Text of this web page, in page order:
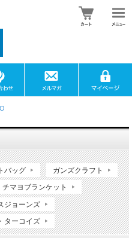
バッグ ガンズクラフト
チマヨブランケット
ジョーンズ
ターコイズ